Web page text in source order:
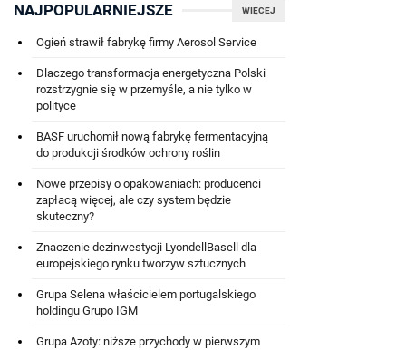
WIĘCEJ
NAJPOPULARNIEJSZE
Ogień strawił fabrykę firmy Aerosol Service
Dlaczego transformacja energetyczna Polski
rozstrzygnie się w przemyśle, a nie tylko w
polityce
BASF uruchomił nową fabrykę fermentacyjną
do produkcji środków ochrony roślin
Nowe przepisy o opakowaniach: producenci
zapłacą więcej, ale czy system będzie
skuteczny?
Znaczenie dezinwestycji LyondellBasell dla
europejskiego rynku tworzyw sztucznych
Grupa Selena właścicielem portugalskiego
holdingu Grupo IGM
Grupa Azoty: niższe przychody w pierwszym